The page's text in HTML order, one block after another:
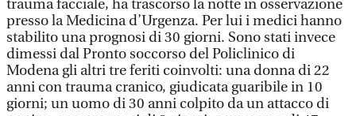
trauma facciale, ha trascorso la notte in osservazione
presso la Medicina d’Urgenza. Per lui i medici hanno
stabilito una prognosi di 30 giorni. Sono stati invece
dimessi dal Pronto soccorso del Policlinico di
Modena gli altri tre feriti coinvolti: una donna di 22
anni con trauma cranico, giudicata guaribile in 10
giorni; un uomo di 30 anni colpito da un attacco di